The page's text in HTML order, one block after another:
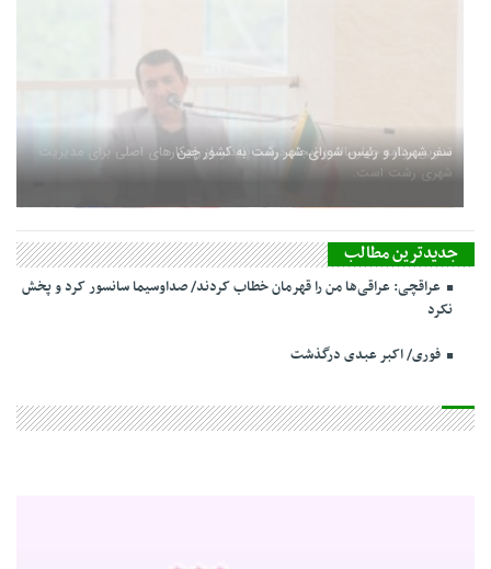
سفر شهردار و رئیس شورای شهر رشت به کشور چین
جدیدترین مطالب
عراقچی: عراقی‌ها من را قهرمان خطاب کردند/ صداوسیما سانسور کرد و پخش
نکرد
فوری/ اکبر عبدی درگذشت